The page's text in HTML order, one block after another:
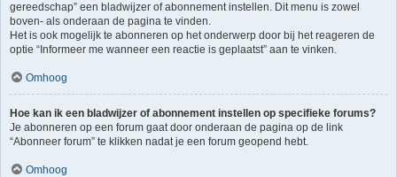
gereedschap” een bladwijzer of abonnement instellen. Dit menu is zowel
boven- als onderaan de pagina te vinden.
Het is ook mogelijk te abonneren op het onderwerp door bij het reageren de
optie “Informeer me wanneer een reactie is geplaatst” aan te vinken.
Omhoog
Hoe kan ik een bladwijzer of abonnement instellen op specifieke forums?
Je abonneren op een forum gaat door onderaan de pagina op de link
“Abonneer forum” te klikken nadat je een forum geopend hebt.
Omhoog